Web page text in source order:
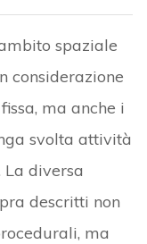
spaziale
considerazione
ma anche i
svolta attività
La diversa
descritti non
ma